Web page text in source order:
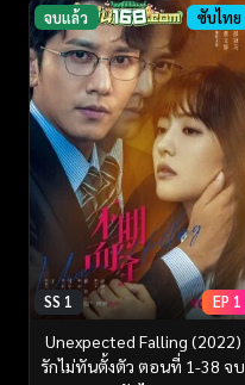
จบแล้ว ซับไทย
SS 1 EP 1
Unexpected Falling (2022)
รักไม่ทันตั้งตัว ตอนที่ 1-38 จบ